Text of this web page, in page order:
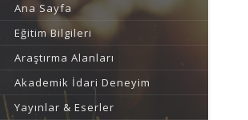
Ana Sayfa
Eğitim Bilgileri
Araştırma Alanları
Akademik İdari Deneyim
Yayınlar & Eserler